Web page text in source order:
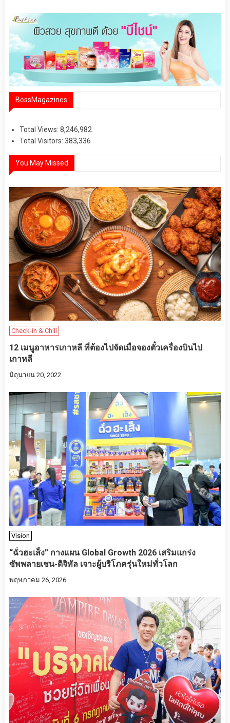
BossMagazines
Total Views: 8,246,982
Total Visitors: 383,336
You May Missed
Check-in & Chill
12 เมนูอาหารเกาหลี ที่ต้องไปจัดเมื่อจองตั๋วเครื่องบินไป
เกาหลี
มิถุนายน 20, 2022
Vision
“ฉั่วฮะเส็ง” กางแผน Global Growth 2026 เสริมแกร่ง
ซัพพลายเชน-ดิจิทัล เจาะผู้บริโภครุ่นใหม่ทั่วโลก
พฤษภาคม 26, 2026